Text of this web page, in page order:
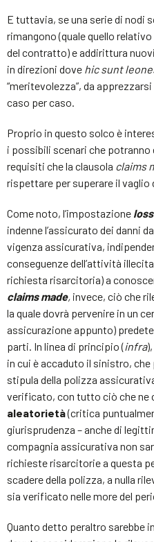
E tuttavia, se una serie di nodi
rimangono (quale quello
del contratto) e addirittura
in direzioni dove hic sunt
“meritevolezza”, da
caso per caso.
Proprio in questo solco è
i possibili scenari che potranno
requisiti che la clausola claims
rispettare per superare il vaglio
Come noto, l’impostazione
indenne l’assicurato dei danni
vigenza assicurativa,
conseguenze dell’attività
richiesta risarcitoria) a
claims made, invece, ciò che
la quale dovrà pervenire in un
assicurazione appunto)
parti. In linea di principio (infra
in cui è accaduto il sinistro,
stipula della polizza
verificato, con tutto ciò che ne
aleatorietà(critica
giurisprudenza – anche di
compagnia assicurativa non
richieste risarcitorie a questa
scadere della polizza, a nulla
sia verificato nelle more del
Quanto detto peraltro sarebbe